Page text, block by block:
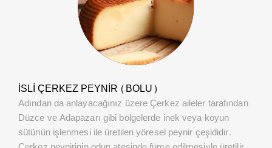
İSLI ÇERKEZ PEYNIR (BOLU)
Adından da anlayacağınız üzere Çerkez aileler tarafından
Düzce ve Adapazarı gibi bölgelerde inek veya koyun
sütünün işlenmesi ile üretilen yöresel peynir çeşididir.